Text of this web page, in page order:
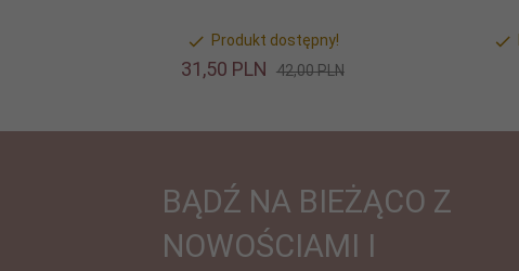
Produkt dostępny!
31,50 PLN 42,00 PLN
BĄDŹ NA BIEŻĄCO Z
NOWOŚCIAMI I